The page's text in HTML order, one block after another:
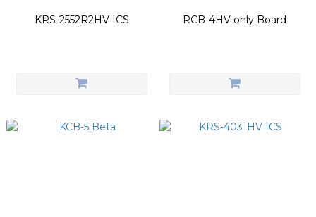
KRS-2552R2HV ICS RCB-4HV only Board